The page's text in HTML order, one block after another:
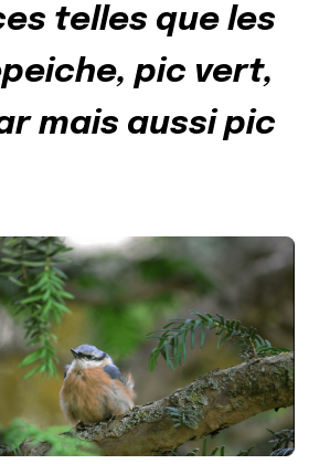
telles que les
pic vert,
mais aussi pic